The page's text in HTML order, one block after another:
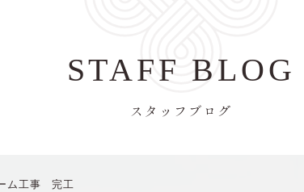
STAFF BLOG
スタッフブログ
ム工事 完工